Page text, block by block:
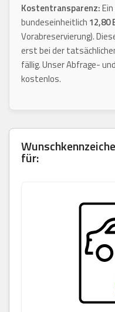
Kostentransparenz:
bundeseinheitlich 12,80
Vorabreservierung).
erst bei der
fällig. Unser Abfrage-
kostenlos.
für: